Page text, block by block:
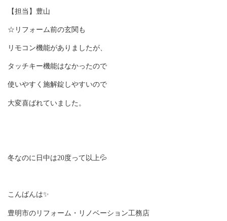
【担当】豊山
☆リフォーム前の玄関も
リモコン機能がありましたが、
タッチキー機能はなかったので
使いやすく施解錠しやすいので
大変喜ばれていました。
冬なのに日中は20度って以上💦
こんばんは✨
豊明市のリフォーム・リノベーション工務店